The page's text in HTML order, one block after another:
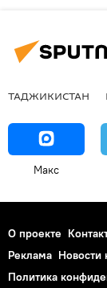
ТАДЖИКИСТАН
Макс
О проекте
Реклама Новости
Политика